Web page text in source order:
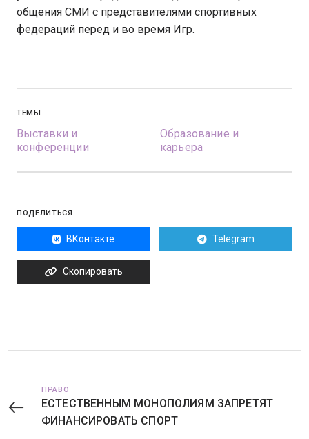
общения СМИ с представителями спортивных
федераций перед и во время Игр.
ТЕМЫ
Выставки и
конференции
Образование и
карьера
ПОДЕЛИТЬСЯ
ВКонтакте Telegram
Скопировать
ПРАВО
ЕСТЕСТВЕННЫМ МОНОПОЛИЯМ ЗАПРЕТЯТ
ФИНАНСИРОВАТЬ СПОРТ